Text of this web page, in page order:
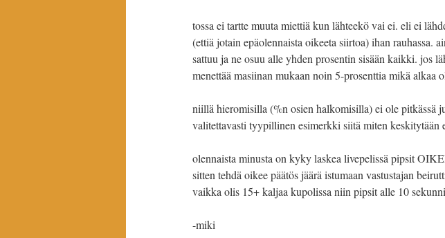
tossa ei tartte muuta miettiä kun lähteekö vai ei. eli ei
(ettiä jotain epäolennaista oikeeta siirtoa) ihan rauhassa.
sattuu ja ne osuu alle yhden prosentin sisään kaikki. jos
menettää masiinan mukaan noin 5-prosenttia mikä alkaa
niillä hieromisilla (%n osien halkomisilla) ei ole pitkässä
valitettavasti tyypillinen esimerkki siitä miten keskitytään
olennaista minusta on kyky laskea livepelissä pipsit
sitten tehdä oikee päätös jäärä istumaan vastustajan
vaikka olis 15+ kaljaa kupolissa niin pipsit alle 10
-miki